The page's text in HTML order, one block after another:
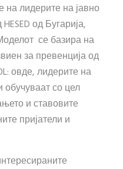
на лидерите на јавно
од Бугарија,
се базира на
за превенција од
овде, лидерите на
со цел
и ставовите
пријатели и